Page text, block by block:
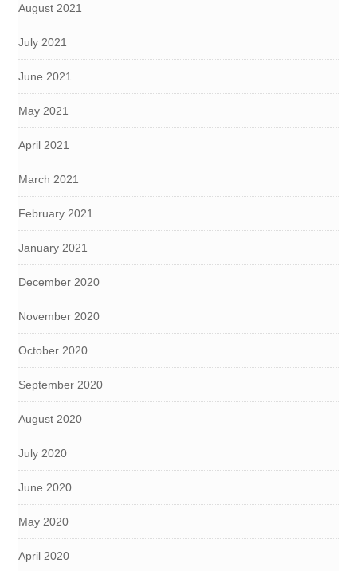
August 2021
July 2021
June 2021
May 2021
April 2021
March 2021
February 2021
January 2021
December 2020
November 2020
October 2020
September 2020
August 2020
July 2020
June 2020
May 2020
April 2020